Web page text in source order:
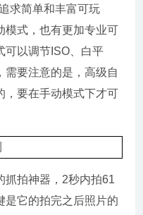
简单和丰富可玩
模式，也有更加专业可
可以调节ISO、白平
需要注意的是，高级自
，要在手动模式下才可
拍神器，2秒内拍61
是它的拍完之后照片的